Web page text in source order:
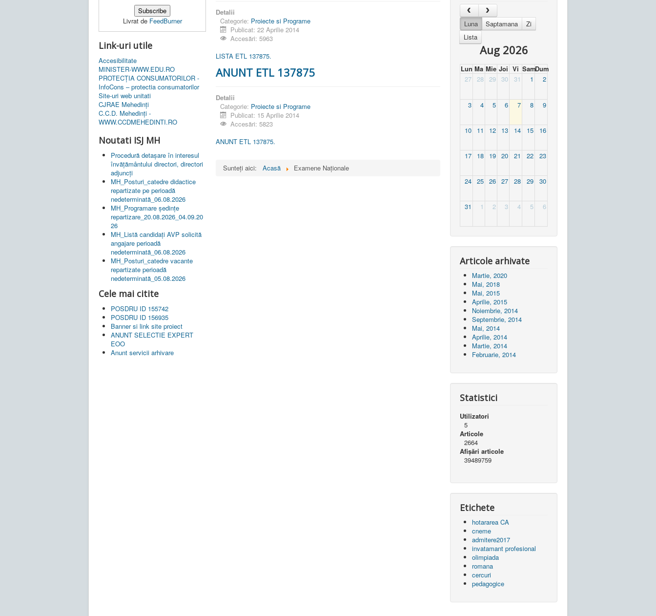
Livrat de FeedBurner
Link-uri utile
Accesibilitate
MINISTER-WWW.EDU.RO
PROTECȚIA CONSUMATORILOR -
InfoCons – protectia consumatorilor
Site-uri web unitati
CJRAE Mehedinți
C.C.D. Mehedinţi -
WWW.CCDMEHEDINTI.RO
Noutati ISJ MH
Procedură detașare în interesul
învățământului directori, directori
adjuncți
MH_Posturi_catedre didactice
repartizate pe perioadă
nedeterminată_06.08.2026
MH_Programare ședințe
repartizare_20.08.2026_04.09.20
26
MH_Listă candidați AVP solicită
angajare perioadă
nedeterminată_06.08.2026
MH_Posturi_catedre vacante
repartizate perioadă
nedeterminată_05.08.2026
Cele mai citite
POSDRU ID 155742
POSDRU ID 156935
Banner si link site proiect
ANUNT SELECTIE EXPERT
EOO
Anunt servicii arhivare
Detalii
Categorie: Proiecte si Programe
Publicat: 22 Aprilie 2014
Accesări: 5963
LISTA ETL 137875.
ANUNT ETL 137875
Detalii
Categorie: Proiecte si Programe
Publicat: 15 Aprilie 2014
Accesări: 5823
ANUNT ETL 137875.
Sunteți aici: Acasă Examene Naționale
Luna Saptamana
Zi
Lista
Aug 2026
Lun Ma Mie Joi Vi SamDum
27
28 29 30 31 1 2
3 4 5 6 7 8 9
10 11 12 13 14 15 16
17 18 19 20 21 22 23
24 25 26 27 28 29 30
31 1 2 3 4 5 6
Articole arhivate
Martie, 2020
Mai, 2018
Mai, 2015
Aprilie, 2015
Noiembrie, 2014
Septembrie, 2014
Mai, 2014
Aprilie, 2014
Martie, 2014
Februarie, 2014
Statistici
Utilizatori
5
Articole
2664
Afișări articole
39489759
Etichete
hotararea CA
cneme
admitere2017
invatamant profesional
olimpiada
romana
cercuri
pedagogice